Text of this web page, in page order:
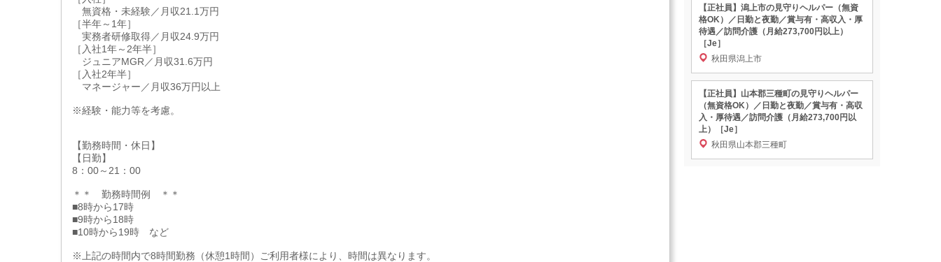
無資格・未経験／月収21.1万円
［半年～1年］
実務者研修取得／月収24.9万円
［入社1年～2年半］
ジュニアMGR／月収31.6万円
［入社2年半］
マネージャー／月収36万円以上
※経験・能力等を考慮。
【勤務時間・休日】
【日勤】
8：00～21：00
＊＊ 勤務時間例 ＊＊
■8時から17時
■9時から18時
■10時から19時 など
※上記の時間内で8時間勤務（休憩1時間）ご利用者様により、時間は異なります。
【正社員】潟上市の見守りヘルパー（無資
格OK）／日勤と夜勤／賞与有・高収入・厚
待遇／訪問介護（月給273,700円以上）
［Je］
秋田県潟上市
【正社員】山本郡三種町の見守りヘルパー
（無資格OK）／日勤と夜勤／賞与有・高収
入・厚待遇／訪問介護（月給273,700円以
上）［Je］
秋田県山本郡三種町